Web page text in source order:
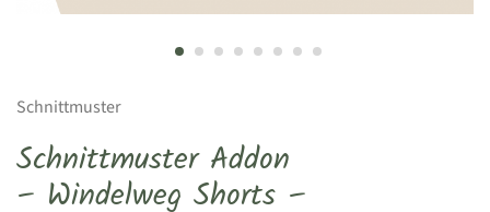
Schnittmuster
Schnittmuster Addon
– Windelweg Shorts –